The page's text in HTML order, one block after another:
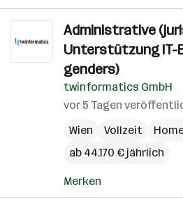
Administrative
Unterstützung IT-
genders)
twinformatics GmbH
vor 5 Tagen
Wien
Vollzeit
ab 44.170 € jährlich
Merken